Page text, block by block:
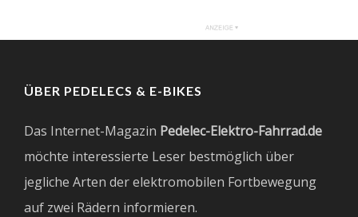
ÜBER PEDELECS & E-BIKES
Das Internet-Magazin Pedelec-Elektro-Fahrrad.de
möchte interessierte Leser bestmöglich über
jegliche Arten der elektromobilen Fortbewegung
auf zwei Rädern informieren.